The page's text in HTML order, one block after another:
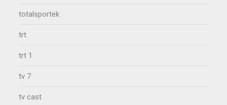
totalsportek
trt
trt 1
tv 7
tv cast